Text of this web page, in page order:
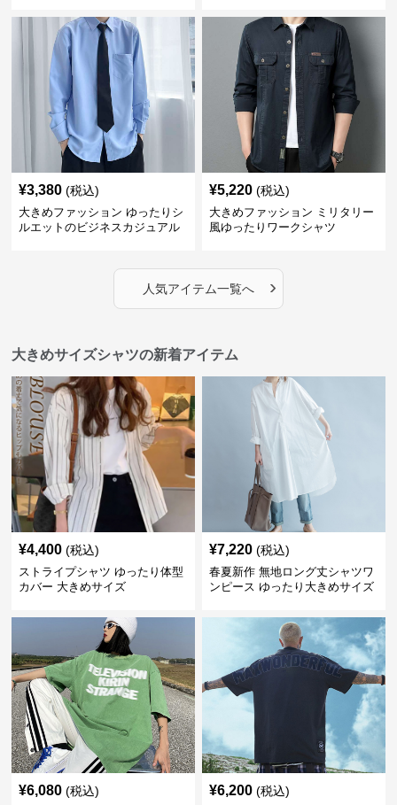
¥3,380 (税込)
大きめファッション ゆったりシ
ルエットのビジネスカジュアル
¥5,220 (税込)
大きめファッション ミリタリー
風ゆったりワークシャツ
人気アイテム一覧へ ›
大きめサイズシャツの新着アイテム
¥4,400 (税込)
ストライプシャツ ゆったり体型
カバー 大きめサイズ
¥7,220 (税込)
春夏新作 無地ロング丈シャツワ
ンピース ゆったり大きめサイズ
¥6,080 (税込) ¥6,200 (税込)